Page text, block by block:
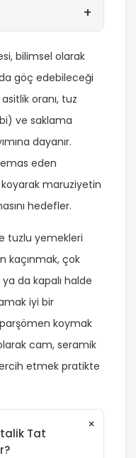
+
bilimsel olarak
göç edebileceği
oranı, tuz
ve saklama
dayanır.
eden
maruziyetin
hedefler.
tuzlu yemekleri
kaçınmak, çok
da kapalı halde
iyi bir
koymak
cam, seramik
etmek pratikte
Tat
×